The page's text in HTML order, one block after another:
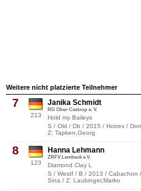
Weitere nicht platzierte Teilnehmer
7
213
Janika Schmidt
RG Ober-Castrop e. V.
Hold my Baileys
S / Old / Db / 2015 / Hotrex /
Z: Tapken,Georg
8
123
Hanna Lehmann
ZRFV Lembeck e.V.
Diamond Clay L
S / Westf / B / 2013 / Cabachon
Sina / Z: Laubinger,Marko